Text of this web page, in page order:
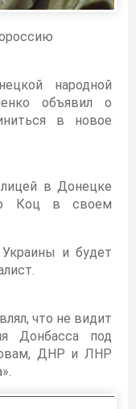
народной
объявил о
в новое
в Донецке
Коц в своем
и будет
что не видит
Донбасса под
ДНР и ЛНР